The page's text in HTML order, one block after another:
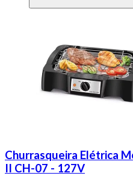
Churrasqueira Elétrica
II CH-07 - 127V